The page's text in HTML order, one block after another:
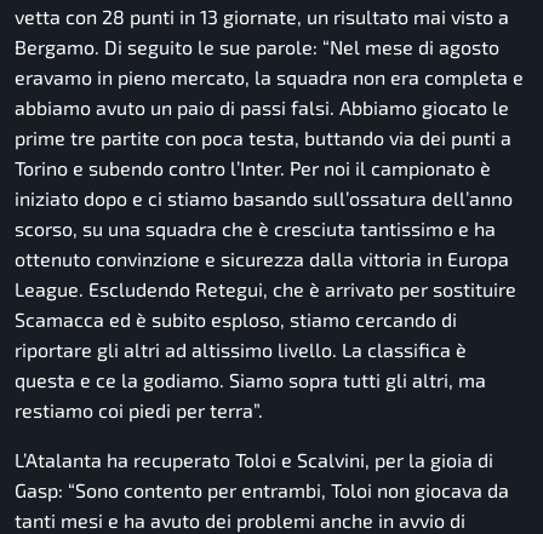
vetta con 28 punti in 13 giornate, un risultato mai visto a
Bergamo. Di seguito le sue parole: “Nel mese di agosto
eravamo in pieno mercato, la squadra non era completa e
abbiamo avuto un paio di passi falsi. Abbiamo giocato le
prime tre partite con poca testa, buttando via dei punti a
Torino e subendo contro l’Inter. Per noi il campionato è
iniziato dopo e ci stiamo basando sull’ossatura dell’anno
scorso, su una squadra che è cresciuta tantissimo e ha
ottenuto convinzione e sicurezza dalla vittoria in Europa
League. Escludendo Retegui, che è arrivato per sostituire
Scamacca ed è subito esploso, stiamo cercando di
riportare gli altri ad altissimo livello. La classifica è
questa e ce la godiamo. Siamo sopra tutti gli altri, ma
restiamo coi piedi per terra”.
L’Atalanta ha recuperato Toloi e Scalvini, per la gioia di
Gasp: “Sono contento per entrambi, Toloi non giocava da
tanti mesi e ha avuto dei problemi anche in avvio di